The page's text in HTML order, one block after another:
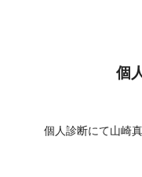
個
個人診断にて山崎